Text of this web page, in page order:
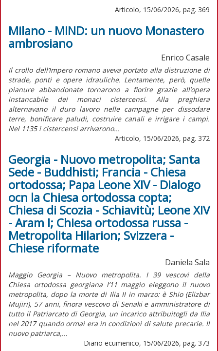
Articolo, 15/06/2026, pag. 369
Milano - MIND: un nuovo Monastero
ambrosiano
Enrico Casale
Il crollo dell’Impero romano aveva portato alla distruzione di
strade, ponti e opere idrauliche. Lentamente, però, quelle
pianure abbandonate tornarono a fiorire grazie all’opera
instancabile dei monaci cistercensi. Alla preghiera
alternavano il duro lavoro nelle campagne per dissodare
terre, bonificare paludi, costruire canali e irrigare i campi.
Nel 1135 i cistercensi arrivarono...
Articolo, 15/06/2026, pag. 372
Georgia - Nuovo metropolita; Santa
Sede - Buddhisti; Francia - Chiesa
ortodossa; Papa Leone XIV - Dialogo
ocn la Chiesa ortodossa copta;
Chiesa di Scozia - Schiavitù; Leone XIV
- Aram I; Chiesa ortodossa russa -
Metropolita Hilarion; Svizzera -
Chiese riformate
Daniela Sala
Maggio Georgia – Nuovo metropolita. I 39 vescovi della
Chiesa ortodossa georgiana l’11 maggio eleggono il nuovo
metropolita, dopo la morte di Ilia II in marzo: è Shio (Elizbar
Mujiri), 57 anni, finora vescovo di Senaki e amministratore di
tutto il Patriarcato di Georgia, un incarico attribuitogli da Ilia
nel 2017 quando ormai era in condizioni di salute precarie. Il
nuovo patriarca,...
Diario ecumenico, 15/06/2026, pag. 373